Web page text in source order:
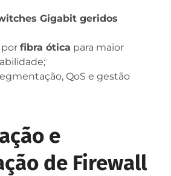
Gigabit geridos
fibra ótica para maior
QoS e gestão
e
de Firewall